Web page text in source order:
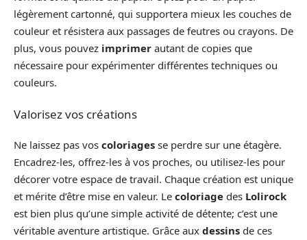
légèrement cartonné, qui supportera mieux les couches de
couleur et résistera aux passages de feutres ou crayons. De
plus, vous pouvez imprimer autant de copies que
nécessaire pour expérimenter différentes techniques ou
couleurs.
Valorisez vos créations
Ne laissez pas vos coloriages se perdre sur une étagère.
Encadrez-les, offrez-les à vos proches, ou utilisez-les pour
décorer votre espace de travail. Chaque création est unique
et mérite d’être mise en valeur. Le coloriage des Lolirock
est bien plus qu’une simple activité de détente; c’est une
véritable aventure artistique. Grâce aux dessins de ces